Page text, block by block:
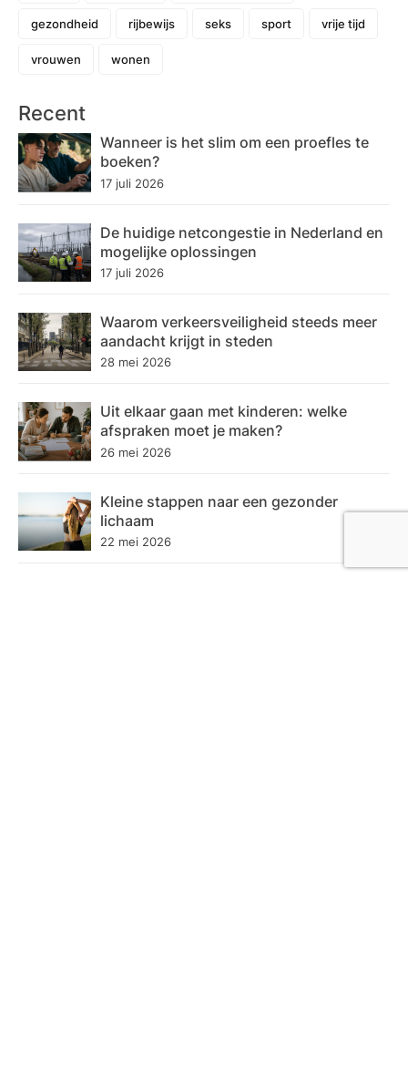
gezondheid rijbewijs seks sport vrije tijd
vrouwen wonen
Recent
Wanneer is het slim om een proefles te
boeken?
17 juli 2026
De huidige netcongestie in Nederland en
mogelijke oplossingen
17 juli 2026
Waarom verkeersveiligheid steeds meer
aandacht krijgt in steden
28 mei 2026
Uit elkaar gaan met kinderen: welke
afspraken moet je maken?
26 mei 2026
Kleine stappen naar een gezonder
lichaam
22 mei 2026